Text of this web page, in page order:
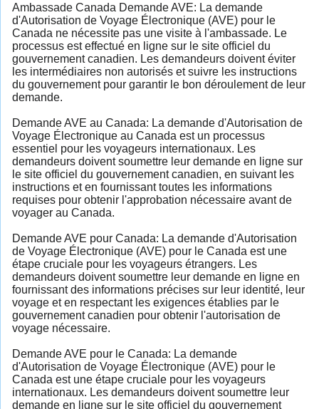
Ambassade Canada Demande AVE: La demande
d'Autorisation de Voyage Électronique (AVE) pour le
Canada ne nécessite pas une visite à l'ambassade. Le
processus est effectué en ligne sur le site officiel du
gouvernement canadien. Les demandeurs doivent éviter
les intermédiaires non autorisés et suivre les instructions
du gouvernement pour garantir le bon déroulement de leur
demande.
Demande AVE au Canada: La demande d'Autorisation de
Voyage Électronique au Canada est un processus
essentiel pour les voyageurs internationaux. Les
demandeurs doivent soumettre leur demande en ligne sur
le site officiel du gouvernement canadien, en suivant les
instructions et en fournissant toutes les informations
requises pour obtenir l'approbation nécessaire avant de
voyager au Canada.
Demande AVE pour Canada: La demande d'Autorisation
de Voyage Électronique (AVE) pour le Canada est une
étape cruciale pour les voyageurs étrangers. Les
demandeurs doivent soumettre leur demande en ligne en
fournissant des informations précises sur leur identité, leur
voyage et en respectant les exigences établies par le
gouvernement canadien pour obtenir l'autorisation de
voyage nécessaire.
Demande AVE pour le Canada: La demande
d'Autorisation de Voyage Électronique (AVE) pour le
Canada est une étape cruciale pour les voyageurs
internationaux. Les demandeurs doivent soumettre leur
demande en ligne sur le site officiel du gouvernement